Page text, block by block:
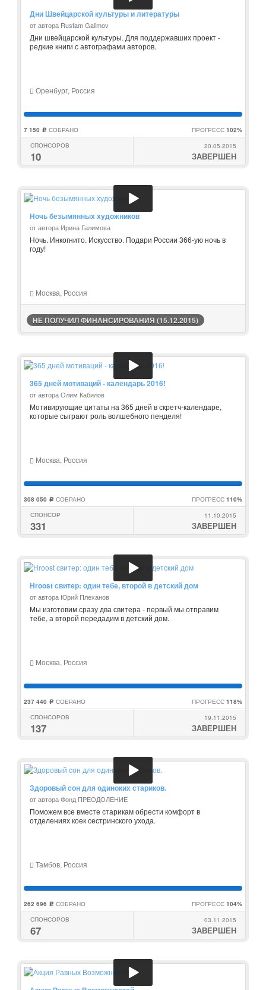
Дни Швейцарской культуры и литературы
от автора Rustam Galimov
Дни швейцарской культуры. Для поддержавших проект -
редкие книги с автографами авторов.
Оренбург, Россия
7 150 c СОБРАНО ПРОГРЕСС 102%
СПОНСОРОВ
10
20.05.2015
ЗАВЕРШЕН
Ночь безымянных художников
от автора Ирина Галимова
Ночь. Инкогнито. Искусство. Подари России 366-ую ночь в
году!
Москва, Россия
НЕ ПОЛУЧИЛ ФИНАНСИРОВАНИЯ (15.12.2015)
365 дней мотиваций - календарь 2016!
от автора Олим Кабилов
Мотивирующие цитаты на 365 дней в скретч-календаре,
которые сыграют роль волшебного пенделя!
Москва, Россия
308 050 c СОБРАНО ПРОГРЕСС 110%
СПОНСОР
331
11.10.2015
ЗАВЕРШЕН
Hroost свитер: один тебе, второй в детский дом
от автора Юрий Плеханов
Мы изготовим сразу два свитера - первый мы отправим
тебе, а второй передадим в детский дом.
Москва, Россия
237 440 c СОБРАНО ПРОГРЕСС 118%
СПОНСОРОВ
137
19.11.2015
ЗАВЕРШЕН
Здоровый сон для одиноких стариков.
от автора Фонд ПРЕОДОЛЕНИЕ
Поможем все вместе старикам обрести комфорт в
отделениях коек сестринского ухода.
Тамбов, Россия
262 696 c СОБРАНО ПРОГРЕСС 104%
СПОНСОРОВ
67
03.11.2015
ЗАВЕРШЕН